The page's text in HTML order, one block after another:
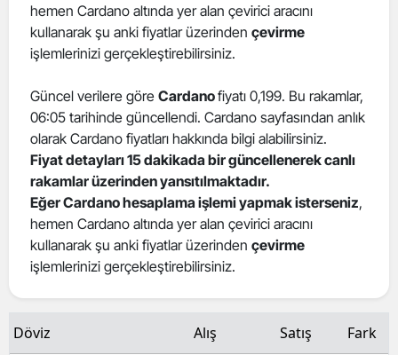
Edirne
Erzurum
Eskişehir
Gaziantep
Giresun
Hakkari
Hatay
hemen Cardano altında yer alan çevirici aracını
kullanarak şu anki fiyatlar üzerinden çevirme
işlemlerinizi gerçekleştirebilirsiniz.
Güncel verilere göre Cardanofiyatı 0,199. Bu rakamlar,
06:05 tarihinde güncellendi. Cardano sayfasından anlık
olarak Cardano fiyatları hakkında bilgi alabilirsiniz.
Fiyat detayları 15 dakikada bir güncellenerek canlı
rakamlar üzerinden yansıtılmaktadır.
Eğer Cardano hesaplama işlemi yapmak isterseniz,
hemen Cardano altında yer alan çevirici aracını
kullanarak şu anki fiyatlar üzerinden çevirme
işlemlerinizi gerçekleştirebilirsiniz.
Döviz Alış Satış Fark